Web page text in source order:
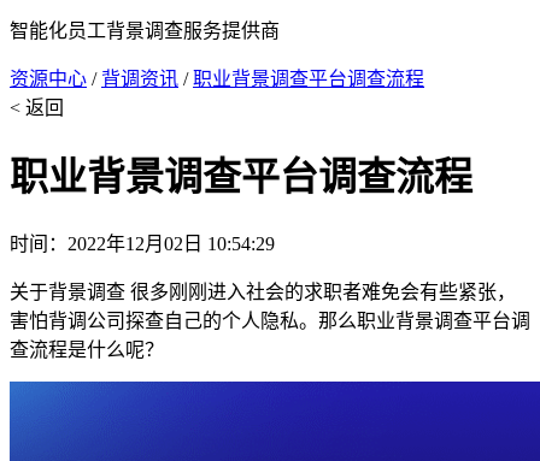
智能化员工背景调查服务提供商
资源中心 / 背调资讯 /职业背景调查平台调查流程
< 返回
职业背景调查平台调查流程
时间：2022年12月02日 10:54:29
关于背景调查 很多刚刚进入社会的求职者难免会有些紧张，
害怕背调公司探查自己的个人隐私。那么职业背景调查平台调
查流程是什么呢？